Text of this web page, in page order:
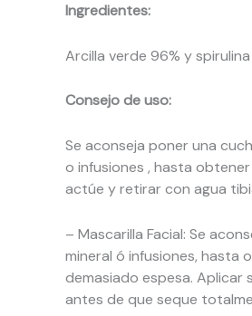
Ingredientes:
Arcilla verde 96% y
Consejo de uso:
Se aconseja poner una
o infusiones , hasta
actúe y retirar con agua
– Mascarilla Facial: Se
mineral ó infusiones, hasta
demasiado espesa.
antes de que seque